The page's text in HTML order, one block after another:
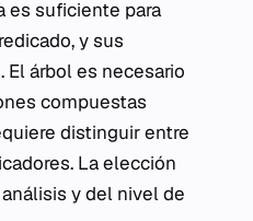
es suficiente para
y sus
árbol es necesario
compuestas
distinguir entre
La elección
y del nivel de